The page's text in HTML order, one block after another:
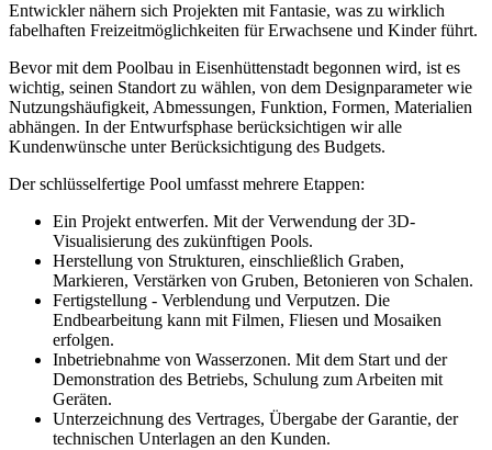
Entwickler nähern sich Projekten mit Fantasie, was zu wirklich
fabelhaften Freizeitmöglichkeiten für Erwachsene und Kinder führt.
Bevor mit dem Poolbau in Eisenhüttenstadt begonnen wird, ist es
wichtig, seinen Standort zu wählen, von dem Designparameter wie
Nutzungshäufigkeit, Abmessungen, Funktion, Formen, Materialien
abhängen. In der Entwurfsphase berücksichtigen wir alle
Kundenwünsche unter Berücksichtigung des Budgets.
Der schlüsselfertige Pool umfasst mehrere Etappen:
Ein Projekt entwerfen. Mit der Verwendung der 3D-
Visualisierung des zukünftigen Pools.
Herstellung von Strukturen, einschließlich Graben,
Markieren, Verstärken von Gruben, Betonieren von Schalen.
Fertigstellung - Verblendung und Verputzen. Die
Endbearbeitung kann mit Filmen, Fliesen und Mosaiken
erfolgen.
Inbetriebnahme von Wasserzonen. Mit dem Start und der
Demonstration des Betriebs, Schulung zum Arbeiten mit
Geräten.
Unterzeichnung des Vertrages, Übergabe der Garantie, der
technischen Unterlagen an den Kunden.